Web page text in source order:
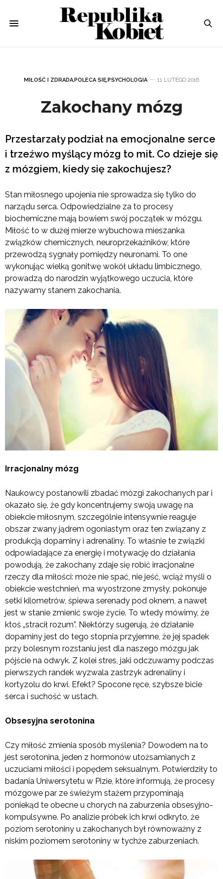
MIŁOŚĆ I ZDRADA,POLECA SIĘ,PSYCHOLOGIA 11 LUTEGO 2016
Zakochany mózg
Przestarzały podział na emocjonalne serce
i trzeźwo myślący mózg to mit. Co dzieje się
z mózgiem, kiedy się zakochujesz?
Stan miłosnego upojenia nie sprowadza się tylko do
narządu serca. Odpowiedzialne za to procesy
biochemiczne mają bowiem swój początek w mózgu.
Miłość to w dużej mierze wybuchowa mieszanka
związków chemicznych, neuroprzekaźników, które
przewodzą sygnały pomiędzy neuronami. To one
wykonując wielką gonitwę wokół układu limbicznego,
prowadzą do narodzin wyjątkowego uczucia, które
nazywamy stanem zakochania.
Irracjonalny mózg
Naukowcy postanowili zbadać mózgi zakochanych par i
okazało się, że gdy koncentrujemy swoją uwagę na
obiekcie miłosnym, szczególnie intensywnie reaguje
obszar zwany jądrem ogoniastym oraz ten związany z
produkcją dopaminy i adrenaliny. To właśnie te związki
odpowiadające za energię i motywację do działania
powodują, że zakochany zdaje się robić irracjonalne
rzeczy dla miłości: może nie spać, nie jeść, wciąż myśli o
obiekcie westchnień, ma wyostrzone zmysły, pokonuje
setki kilometrów, śpiewa serenady pod oknem, a nawet
jest w stanie zmienić swoje życie. To wtedy mówimy, że
ktoś „stracił rozum”. Niektórzy sugerują, że działanie
dopaminy jest do tego stopnia przyjemne, że jej spadek
przy bolesnym rozstaniu jest dla naszego mózgu jak
pójście na odwyk. Z kolei stres, jaki odczuwamy podczas
pierwszych randek wyzwala zastrzyk adrenaliny i
kortyzolu do krwi. Efekt? Spocone ręce, szybsze bicie
serca i suchość w ustach.
Obsesyjna serotonina
Czy miłość zmienia sposób myślenia? Dowodem na to
jest serotonina, jeden z hormonów utożsamianych z
uczuciami miłości i popędem seksualnym. Potwierdziły to
badania Uniwersytetu w Pizie, które informują, że procesy
mózgowe par ze świeżym stażem przypominają
poniekąd te obecne u chorych na zaburzenia obsesyjno-
kompulsywne. Po analizie próbek ich krwi odkryto, że
poziom serotoniny u zakochanych był równoważny z
niskim poziomem serotoniny w tychże zaburzeniach.